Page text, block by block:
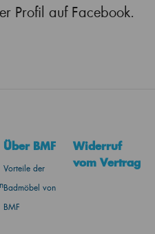
Profil auf Facebook.
Über BMF
Vorteile der
Badmöbel von
BMF
Widerruf
vom Vertrag